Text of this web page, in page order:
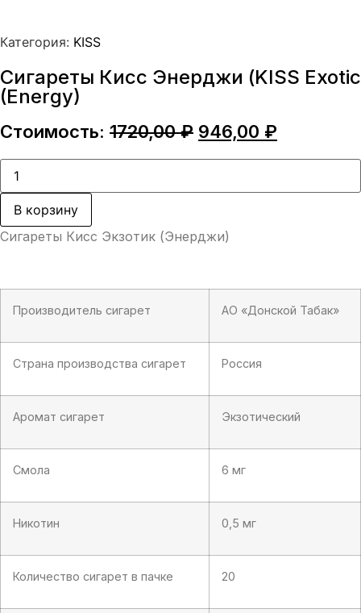
Категория: KISS
Сигареты Кисс Энерджи (KISS Exotic
(Energy)
Стоимость: 1720,00₽ Первоначальная
составляла
946,00 ₽
946,00 ₽.
Количество
товара
Сигареты
Кисс
Энерджи
(KISS
Exotic
В корзину
Сигареты Кисс Экзотик (Энерджи)
Производитель сигарет АО «Донской Табак»
Страна производства сигарет Россия
Аромат сигарет Экзотический
Смола 6 мг
Никотин 0,5 мг
Количество сигарет в пачке 20